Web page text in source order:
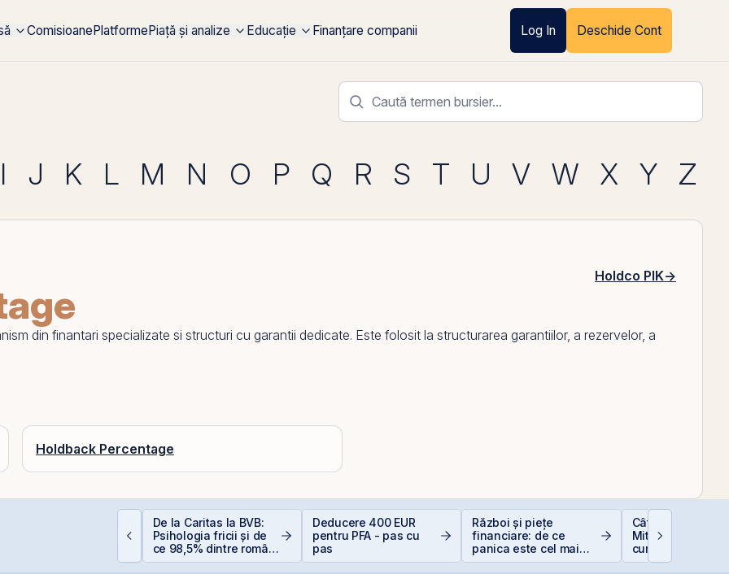
ComisioanePlatformePiață și analize Educație Finanțare companii Log In Deschide Cont
I J K L M N O P Q R S T U V W X Y Z
Holdco PIK→
din finantari specializate si structuri cu garantii dedicate. Este folosit la structurarea garantiilor, a rezervelor, a
Holdback Percentage
De la Caritas la BVB:
Psihologia fricii și de
ce 98,5% dintre români
evită investițiile la
Deducere 400 EUR
pentru PFA - pas cu
pas
Război și piețe
financiare: de ce
panica este cel mai
scump sfat
Cât de sigură e
Mituri, riscuri
cum să investești
inteligent